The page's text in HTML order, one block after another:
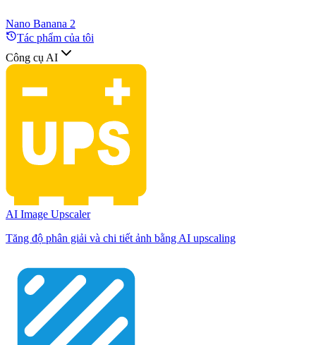
Nano Banana 2
Tác phẩm của tôi
Công cụ AI
AI Image Upscaler
Tăng độ phân giải và chi tiết ảnh bằng AI upscaling